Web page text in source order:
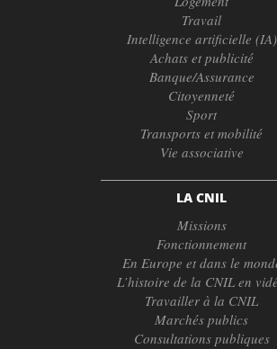
Travail
Intelligence artificielle (IA)
Achats et publicité
Banque/Assurance
Citoyenneté
Sport
Transports et mobilité
Vie associative
LA CNIL
Missions
Fonctionnement
En Europe et dans le
L’histoire de la CNIL en
Travailler à la CNIL
Marchés publics
Consultations publiques